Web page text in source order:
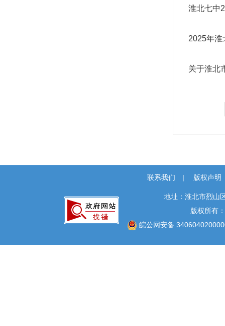
淮北七中
2025年
关于淮北
联系我们 | 版权声明
地址：淮北市烈山
版权所有
皖公网安备